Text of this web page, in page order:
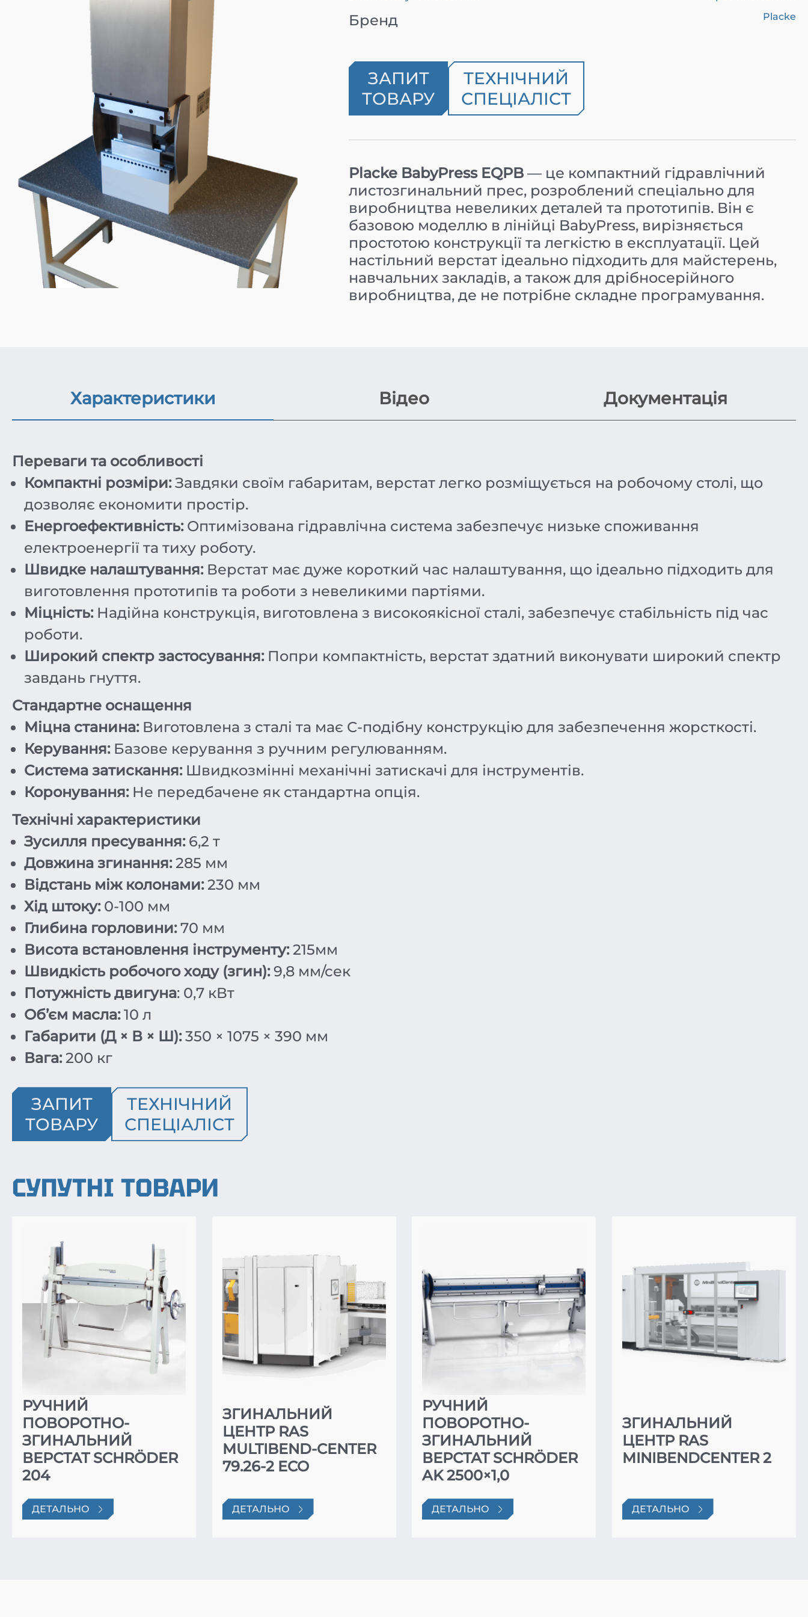
Бренд Placke
ЗАПИТ
ТОВАРУ
ТЕХНІЧНИЙ
СПЕЦІАЛІСТ
Placke BabyPress EQPB — це компактний гідравлічний
листозгинальний прес, розроблений спеціально для
виробництва невеликих деталей та прототипів. Він є
базовою моделлю в лінійці BabyPress, вирізняється
простотою конструкції та легкістю в експлуатації. Цей
настільний верстат ідеально підходить для майстерень,
навчальних закладів, а також для дрібносерійного
виробництва, де не потрібне складне програмування.
Характеристики Відео Документація
Переваги та особливості
Компактні розміри:Завдяки своїм габаритам, верстат легко розміщується на робочому столі, що
дозволяє економити простір.
Енергоефективність:Оптимізована гідравлічна система забезпечує низьке споживання
електроенергії та тиху роботу.
Швидке налаштування:Верстат має дуже короткий час налаштування, що ідеально підходить для
виготовлення прототипів та роботи з невеликими партіями.
Міцність:Надійна конструкція, виготовлена з високоякісної сталі, забезпечує стабільність під час
роботи.
Широкий спектр застосування:Попри компактність, верстат здатний виконувати широкий спектр
завдань гнуття.
Стандартне оснащення
Міцна станина:Виготовлена з сталі та має С-подібну конструкцію для забезпечення жорсткості.
Керування:Базове керування з ручним регулюванням.
Система затискання:Швидкозмінні механічні затискачі для інструментів.
Коронування:Не передбачене як стандартна опція.
Технічні характеристики
Зусилля пресування: 6,2 т
Довжина згинання:285 мм
Відстань між колонами:230 мм
Хід штоку:0-100 мм
Глибина горловини:70 мм
Висота встановлення інструменту:215мм
Швидкість робочого ходу (згин):9,8 мм/сек
Потужність двигуна: 0,7 кВт
Об’єм масла:10 л
Габарити (Д × В × Ш):350 × 1075 × 390 мм
Вага:200 кг
ЗАПИТ
ТОВАРУ
ТЕХНІЧНИЙ
СПЕЦІАЛІСТ
СУПУТНІ ТОВАРИ
РУЧНИЙ
ПОВОРОТНО-
ЗГИНАЛЬНИЙ
ВЕРСТАТ SCHRÖDER
204
ДЕТАЛЬНО
ЗГИНАЛЬНИЙ
ЦЕНТР RAS
MULTIBEND-CENTER
79.26-2 ECO
ДЕТАЛЬНО
РУЧНИЙ
ПОВОРОТНО-
ЗГИНАЛЬНИЙ
ВЕРСТАТ SCHRÖDER
AK 2500×1,0
ДЕТАЛЬНО
ЗГИНАЛЬНИЙ
ЦЕНТР RAS
MINIBENDCENTER 2
ДЕТАЛЬНО